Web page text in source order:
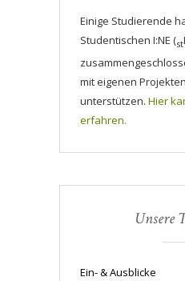
Einige Studierende
Studentischen I:NE (st
mit eigenen
unterstützen. Hier
erfahren.
Unsere
Ein- & Ausblicke